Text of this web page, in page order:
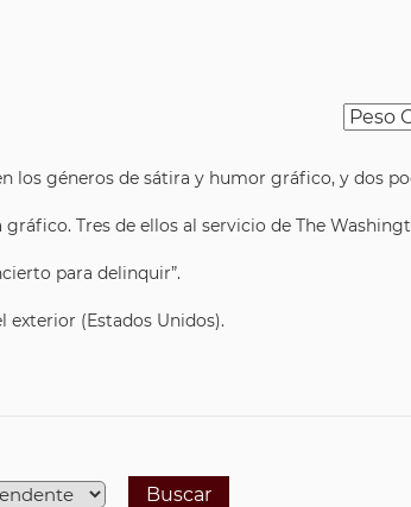
los géneros de sátira y humor gráfico, y dos
Tres de ellos al servicio de The
para delinquir”.
exterior (Estados Unidos).
Buscar